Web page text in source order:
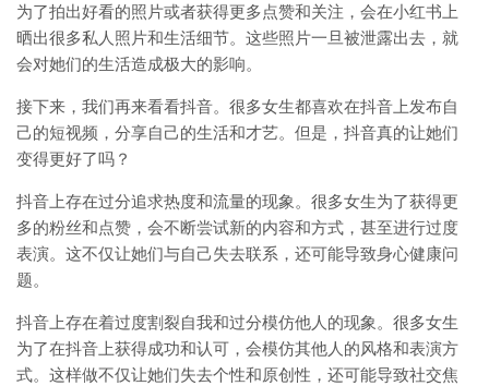
为了拍出好看的照片或者获得更多点赞和关注，会在小红书上
晒出很多私人照片和生活细节。这些照片一旦被泄露出去，就
会对她们的生活造成极大的影响。
接下来，我们再来看看抖音。很多女生都喜欢在抖音上发布自
己的短视频，分享自己的生活和才艺。但是，抖音真的让她们
变得更好了吗？
抖音上存在过分追求热度和流量的现象。很多女生为了获得更
多的粉丝和点赞，会不断尝试新的内容和方式，甚至进行过度
表演。这不仅让她们与自己失去联系，还可能导致身心健康问
题。
抖音上存在着过度割裂自我和过分模仿他人的现象。很多女生
为了在抖音上获得成功和认可，会模仿其他人的风格和表演方
式。这样做不仅让她们失去个性和原创性，还可能导致社交焦